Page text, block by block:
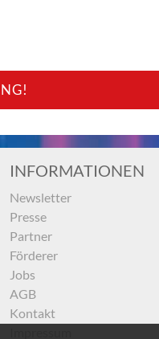
INFORMATIONEN
Newsletter
Presse
Partner
Förderer
Jobs
AGB
Kontakt